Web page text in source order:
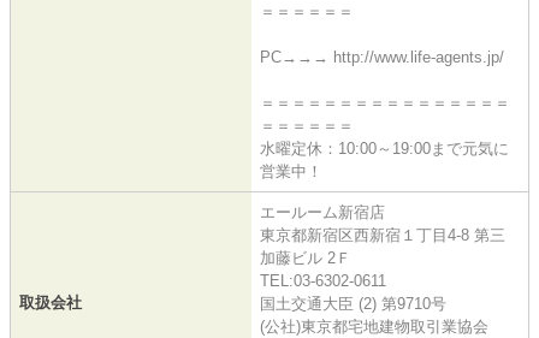
＝＝＝＝＝＝
PC→→→ http://www.life-agents.jp/
＝＝＝＝＝＝＝＝＝＝＝＝＝＝＝＝
＝＝＝＝＝＝
水曜定休：10:00～19:00まで元気に
営業中！
取扱会社
エールーム新宿店
東京都新宿区西新宿１丁目4-8 第三
加藤ビル 2Ｆ
TEL:03-6302-0611
国土交通大臣 (2) 第9710号
(公社)東京都宅地建物取引業協会